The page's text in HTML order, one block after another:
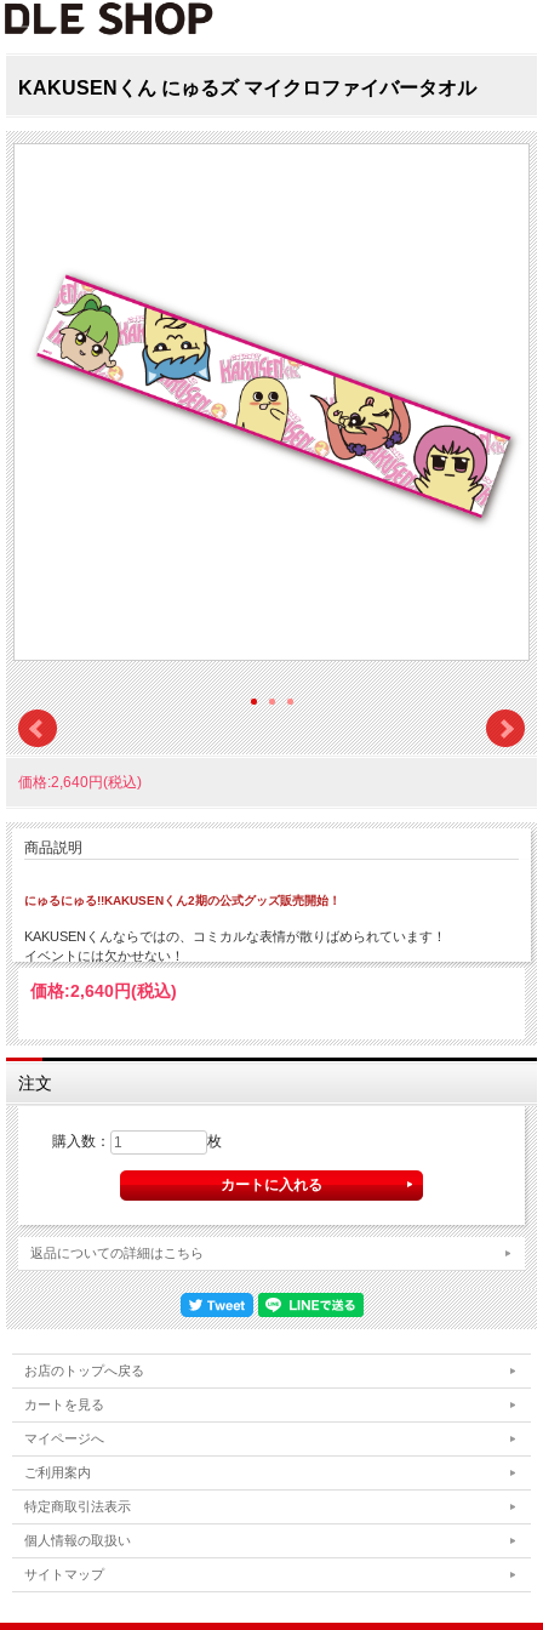
KAKUSENくん にゅるズ マイクロファイバータオル
価格:2,640円(税込)
商品説明
にゅるにゅる!!KAKUSENくん2期の公式グッズ販売開始！
KAKUSENくんならではの、コミカルな表情が散りばめられています！
イベントには欠かせない！
価格:2,640円(税込)
注文
購入数： 枚
返品についての詳細はこちら
お店のトップへ戻る
カートを見る
マイページへ
ご利用案内
特定商取引法表示
個人情報の取扱い
サイトマップ